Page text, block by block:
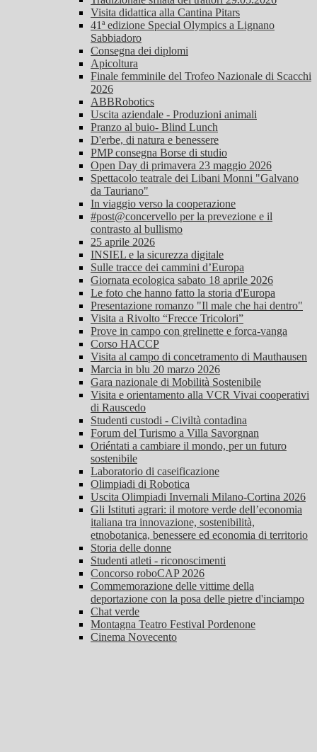
Visita didattica alla Cantina Pitars
41ª edizione Special Olympics a Lignano
Sabbiadoro
Consegna dei diplomi
Apicoltura
Finale femminile del Trofeo Nazionale di Scacchi
2026
ABBRobotics
Uscita aziendale - Produzioni animali
Pranzo al buio- Blind Lunch
D'erbe, di natura e benessere
PMP consegna Borse di studio
Open Day di primavera 23 maggio 2026
Spettacolo teatrale dei Libani Monni "Galvano
da Tauriano"
In viaggio verso la cooperazione
#post@concervello per la prevezione e il
contrasto al bullismo
25 aprile 2026
INSIEL e la sicurezza digitale
Sulle tracce dei cammini d’Europa
Giornata ecologica sabato 18 aprile 2026
Le foto che hanno fatto la storia d'Europa
Presentazione romanzo "Il male che hai dentro"
Visita a Rivolto “Frecce Tricolori”
Prove in campo con grelinette e forca-vanga
Corso HACCP
Visita al campo di concetramento di Mauthausen
Marcia in blu 20 marzo 2026
Gara nazionale di Mobilità Sostenibile
Visita e orientamento alla VCR Vivai cooperativi
di Rauscedo
Studenti custodi - Civiltà contadina
Forum del Turismo a Villa Savorgnan
Oriéntati a cambiare il mondo, per un futuro
sostenibile
Laboratorio di caseificazione
Olimpiadi di Robotica
Uscita Olimpiadi Invernali Milano-Cortina 2026
Gli Istituti agrari: il motore verde dell’economia
italiana tra innovazione, sostenibilità,
etnobotanica, benessere ed economia di territorio
Storia delle donne
Studenti atleti - riconoscimenti
Concorso roboCAP 2026
Commemorazione delle vittime della
deportazione con la posa delle pietre d'inciampo
Chat verde
Montagna Teatro Festival Pordenone
Cinema Novecento